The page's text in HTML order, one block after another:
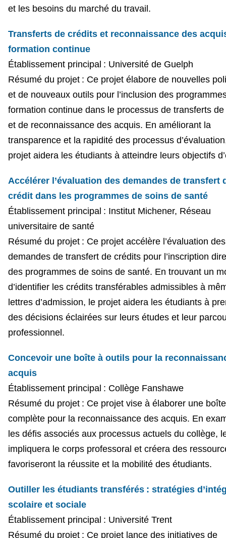
et les besoins du marché du travail.
Transferts de crédits et reconnaissance des
formation continue
Établissement principal : Université de Guelph
Résumé du projet : Ce projet élabore de nouvelles
et de nouveaux outils pour l’inclusion des
formation continue dans le processus de transferts
et de reconnaissance des acquis. En améliorant la
transparence et la rapidité des processus
projet aidera les étudiants à atteindre leurs objectifs
Accélérer l’évaluation des demandes de transfert
crédit dans les programmes de soins de santé
Établissement principal : Institut Michener, Réseau
universitaire de santé
Résumé du projet : Ce projet accélère l’évaluation des
demandes de transfert de crédits pour l’inscription
des programmes de soins de santé. En trouvant un
d’identifier les crédits transférables admissibles à
lettres d’admission, le projet aidera les étudiants à
des décisions éclairées sur leurs études et leur
professionnel.
Concevoir une boîte à outils pour la
acquis
Établissement principal : Collège Fanshawe
Résumé du projet : Ce projet vise à élaborer une
complète pour la reconnaissance des acquis. En
les défis associés aux processus actuels du collège,
impliquera le corps professoral et créera des
favoriseront la réussite et la mobilité des étudiants.
Outiller les étudiants transférés : stratégies
scolaire et sociale
Établissement principal : Université Trent
Résumé du projet : Ce projet lance des initiatives de